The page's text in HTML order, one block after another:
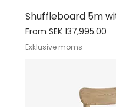
Shuffleboard 5m
FromSEK 137,995.00
Sale Price